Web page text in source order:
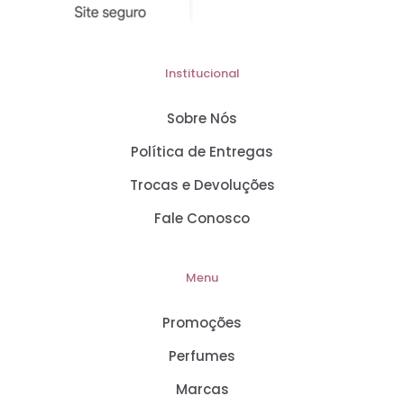
Institucional
Sobre Nós
Política de Entregas
Trocas e Devoluções
Fale Conosco
Menu
Promoções
Perfumes
Marcas